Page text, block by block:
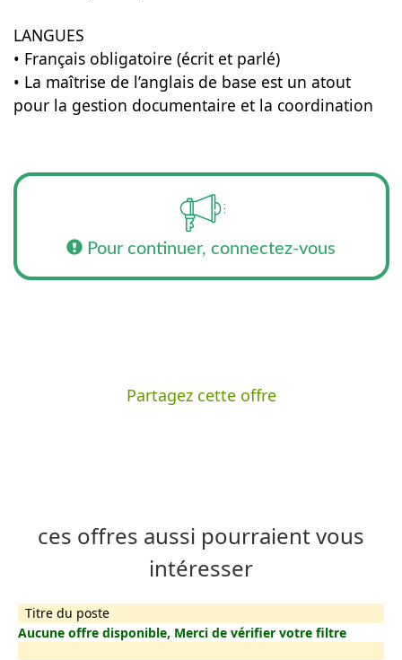
LANGUES
• Français obligatoire (écrit et parlé)
• La maîtrise de l’anglais de base est un atout
pour la gestion documentaire et la coordination
Pour continuer, connectez-vous
Partagez cette offre
ces offres aussi pourraient vous
intéresser
Titre du poste
Aucune offre disponible, Merci de vérifier votre filtre